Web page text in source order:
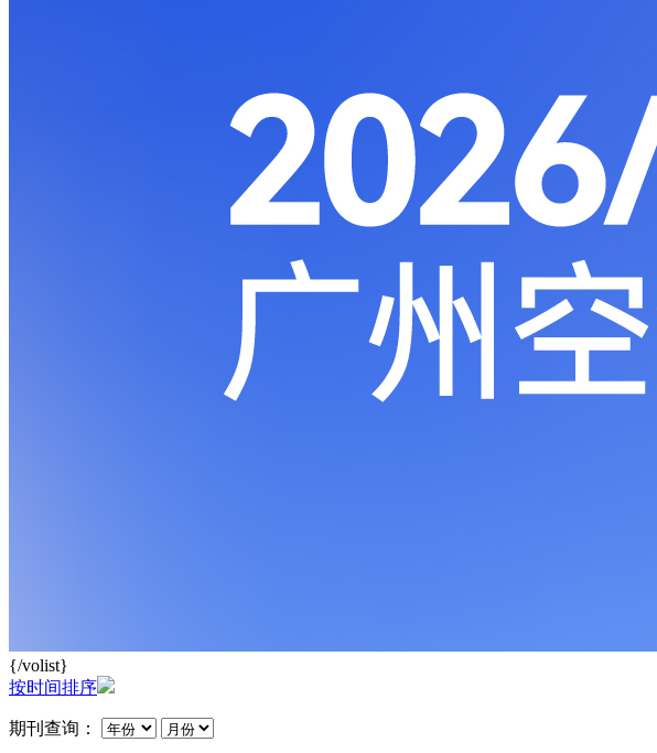
{/volist}
按时间排序
期刊查询：